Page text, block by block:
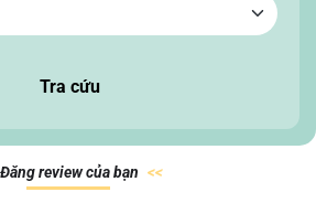
Tra cứu
Đăng review củabạn